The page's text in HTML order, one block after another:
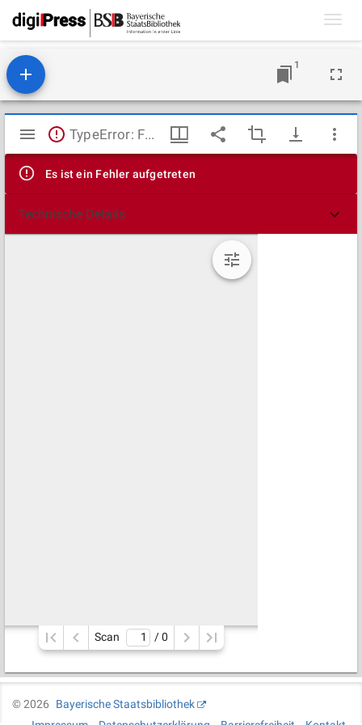
1
Mirador
Viewer
TypeError: Failed to fetch
Es ist ein Fehler aufgetreten
Technische Details
Scan / 0
©2026
Bayerische Staatsbibliothek